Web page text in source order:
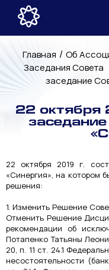
Главная / Об
Заседания Совета
заседание
22 октября
22 октября 2019 г.
«Синергия», на котором
решения:
1. Изменить Решение
Отменить Решение
рекомендации об
Потапенко Татьяны
20, п. 11 ст. 24.1
несостоятельности